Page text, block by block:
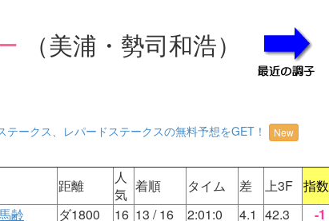
（美浦・勢司和浩）
ークス、レパードステークスの無料予想をGET！
New
距離
人
気 着順 タイム 差 上3F 指数
齢 ダ1800 16 13 / 16 2:01:0 4.1 42.3 -1